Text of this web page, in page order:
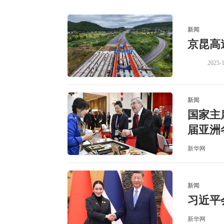
新闻
京昆高
2025-
新闻
国家
届亚洲
新华网
新闻
习近平
新华网